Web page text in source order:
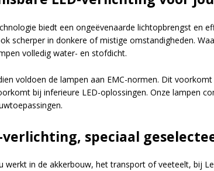
biedt een ongeëvenaarde lichtopbrengst en
scherper in donkere of mistige omstandigheden.
volledig water- en stofdicht.
voldoen de lampen aan EMC-normen. Dit
bij inferieure LED-oplossingen. Onze lampen
verlichting, speciaal
werkt in de akkerbouw, het transport of veeteelt, bij